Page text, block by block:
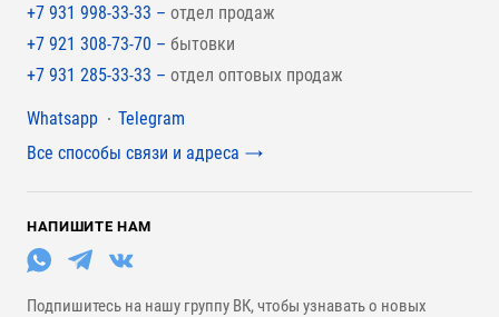
+7 931 998-33-33 – отдел продаж
+7 921 308-73-70 – бытовки
+7 931 285-33-33 – отдел оптовых продаж
Мессенджеры
Whatsapp
Telegram
Все способы связи и адреса
НАПИШИТЕ НАМ
Подпишитесь на нашу группу ВК, чтобы узнавать о новых